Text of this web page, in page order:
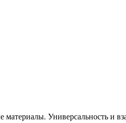
Универсальность и